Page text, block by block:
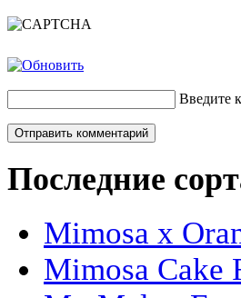
Введите
Последние
Mimosa x
Mimosa Cake